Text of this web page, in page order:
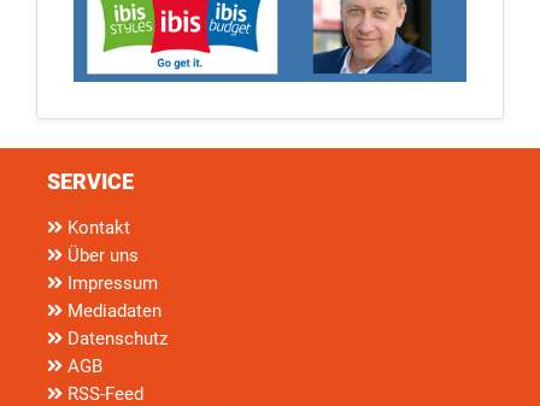
SERVICE
Kontakt
Über uns
Impressum
Mediadaten
Datenschutz
AGB
RSS-Feed